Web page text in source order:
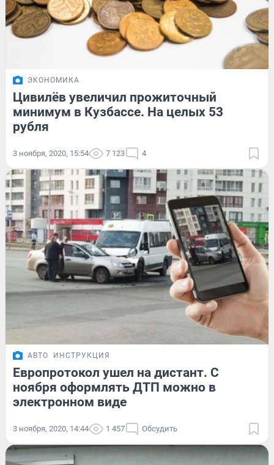
ЭКОНОМИКА
Цивилёв увеличил прожиточный
минимум в Кузбассе. На целых 53
рубля
3 ноября, 2020, 15:54 7 123 4
АВТО ИНСТРУКЦИЯ
Европротокол ушел на дистант. С
ноября оформлять ДТП можно в
электронном виде
3 ноября, 2020, 14:44 1 457 Обсудить